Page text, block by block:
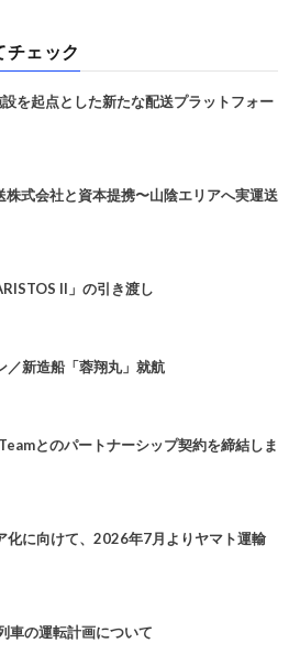
チェック
を起点とした新たな配送プラットフォー
式会社と資本提携〜山陰エリアへ実運送
II」の引き渡し
／新造船「蓉翔丸」就航
とのパートナーシップ契約を締結しま
化に向けて、2026年7月よりヤマト運輸
車の運転計画について